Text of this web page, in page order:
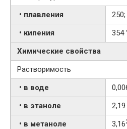
• плавления
250;
• кипения
354
Химические свойства
Растворимость
• в воде
• в этаноле
• в метаноле
3,16